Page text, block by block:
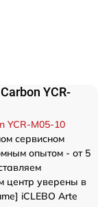
YCR-
YCR-M05-10
сервисном
опытом - от 5
центр уверены в
iCLEBO Arte